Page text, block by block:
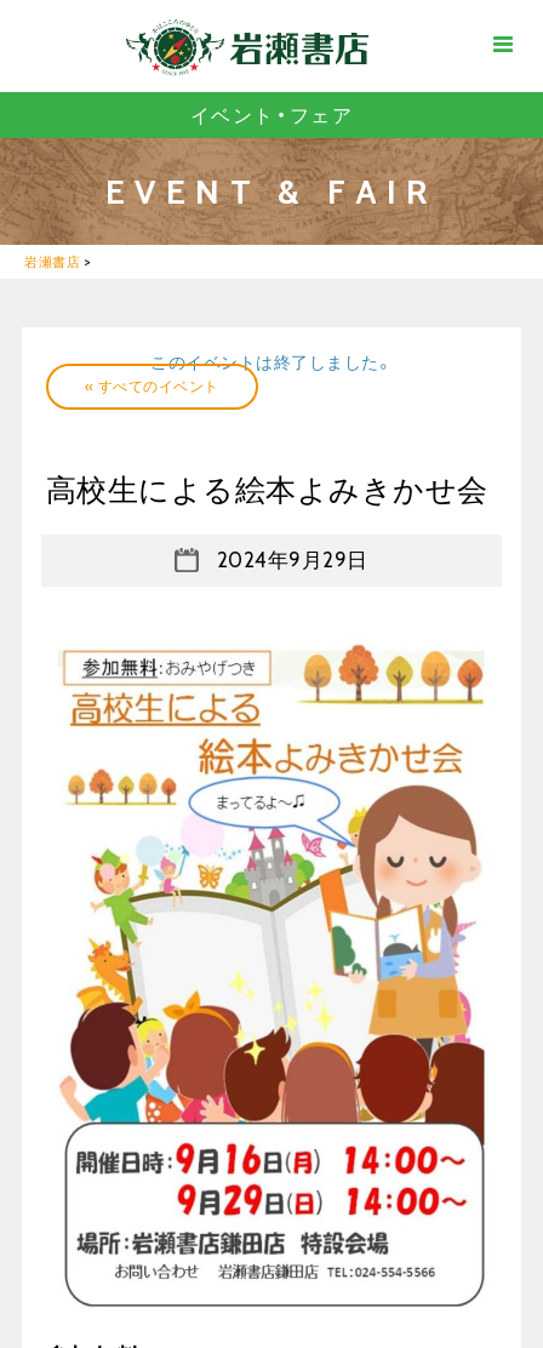
イベント・フェア
EVENT & FAIR
岩瀬書店 >
« すべてのイベント
このイベントは終了しました。
高校生による絵本よみきかせ会
2024年9月29日